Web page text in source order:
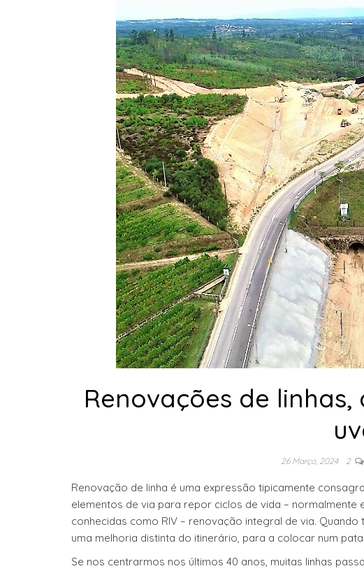
Renovações de
26 Março, 2024 2
Renovação de linha é uma expressão tipicamente
elementos de via para repor ciclos de vida –
conhecidas como RIV – renovação integral de via.
uma melhoria distinta do itinerário, para a colocar num
Se nos centrarmos nos últimos 40 anos, muitas linhas